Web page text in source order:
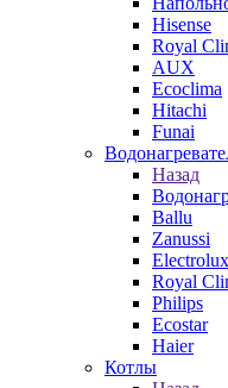
Hisense
Royal
AUX
Ecoclima
Hitachi
Funai
Назад
Ballu
Zanussi
Electrolux
Royal
Philips
Ecostar
Haier
Котлы